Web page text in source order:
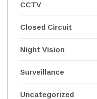
CCTV
Closed Circuit
Night Vision
Surveillance
Uncategorized